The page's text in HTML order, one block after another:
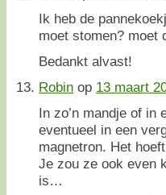
Ik heb de
moet stomen? moet
Bedankt alvast!
Robin op 13 maart
In zo’n mandje of in
eventueel in een
magnetron. Het
Je zou ze ook even
is…